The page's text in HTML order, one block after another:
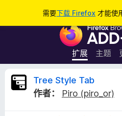
需要下载 Firefox 才能使
F
r
e
x
扩展 主题
T
Tree Style Tab
作者：
Piro (piro_or)